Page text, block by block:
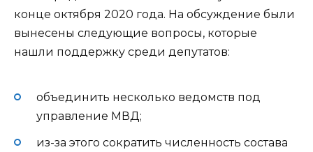
конце октября 2020 года. На обсуждение были
вынесены следующие вопросы, которые
нашли поддержку среди депутатов:
объединить несколько ведомств под
управление МВД;
из-за этого сократить численность состава